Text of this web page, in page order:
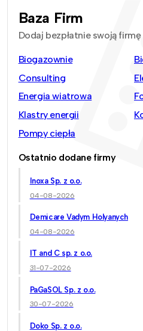
Baza Firm
Dodaj bezpłatnie swoją
Biogazownie
Consulting
Energia wiatrowa
Klastry energii
Pompy ciepła
Ostatnio dodane firmy
Inoxa Sp. z o.o.
04-08-2026
Demicare Vadym Holyanych
04-08-2026
IT and C sp. z o.o.
31-07-2026
PaGaSOL Sp. z o.o.
30-07-2026
Doko Sp. z o.o.